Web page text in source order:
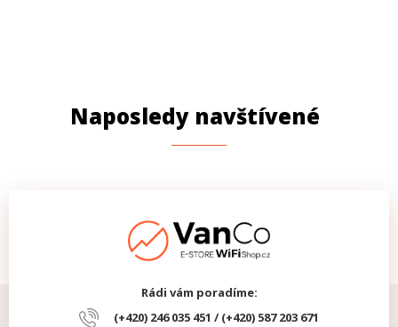
Naposledy navštívené
Rádi vám poradíme:
(+420) 246 035 451 / (+420) 587 203 671